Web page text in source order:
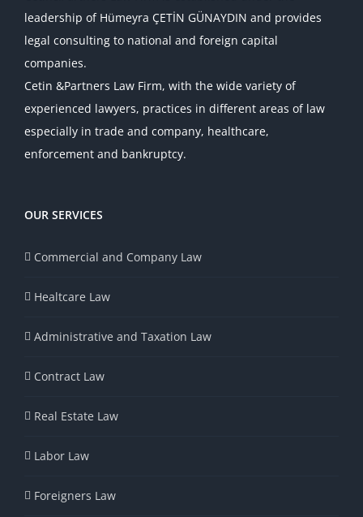
leadership of Hümeyra ÇETİN GÜNAYDIN and provides
legal consulting to national and foreign capital
companies.
Cetin &Partners Law Firm, with the wide variety of
experienced lawyers, practices in different areas of law
especially in trade and company, healthcare,
enforcement and bankruptcy.
OUR SERVICES
Commercial and Company Law
Healtcare Law
Administrative and Taxation Law
Contract Law
Real Estate Law
Labor Law
Foreigners Law